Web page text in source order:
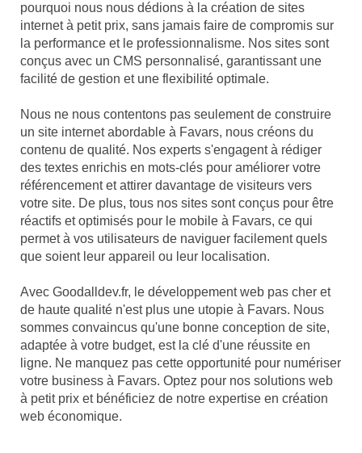
pourquoi nous nous dédions à la création de sites
internet à petit prix, sans jamais faire de compromis sur
la performance et le professionnalisme. Nos sites sont
conçus avec un CMS personnalisé, garantissant une
facilité de gestion et une flexibilité optimale.
Nous ne nous contentons pas seulement de construire
un site internet abordable à Favars, nous créons du
contenu de qualité. Nos experts s'engagent à rédiger
des textes enrichis en mots-clés pour améliorer votre
référencement et attirer davantage de visiteurs vers
votre site. De plus, tous nos sites sont conçus pour être
réactifs et optimisés pour le mobile à Favars, ce qui
permet à vos utilisateurs de naviguer facilement quels
que soient leur appareil ou leur localisation.
Avec Goodalldev.fr, le développement web pas cher et
de haute qualité n'est plus une utopie à Favars. Nous
sommes convaincus qu'une bonne conception de site,
adaptée à votre budget, est la clé d'une réussite en
ligne. Ne manquez pas cette opportunité pour numériser
votre business à Favars. Optez pour nos solutions web
à petit prix et bénéficiez de notre expertise en création
web économique.